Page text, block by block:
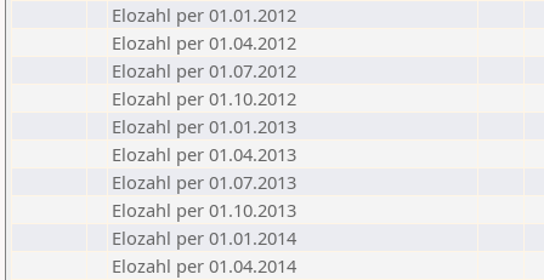
Elozahl per 01.01.2012
Elozahl per 01.04.2012
Elozahl per 01.07.2012
Elozahl per 01.10.2012
Elozahl per 01.01.2013
Elozahl per 01.04.2013
Elozahl per 01.07.2013
Elozahl per 01.10.2013
Elozahl per 01.01.2014
Elozahl per 01.04.2014